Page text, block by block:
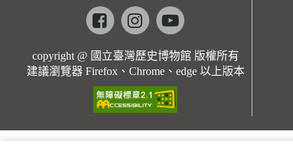
Facebookinstagramyoutube
copyright @ 國立臺灣歷史博物館 版權所有
建議瀏覽器 Firefox、Chrome、edge 以上版本